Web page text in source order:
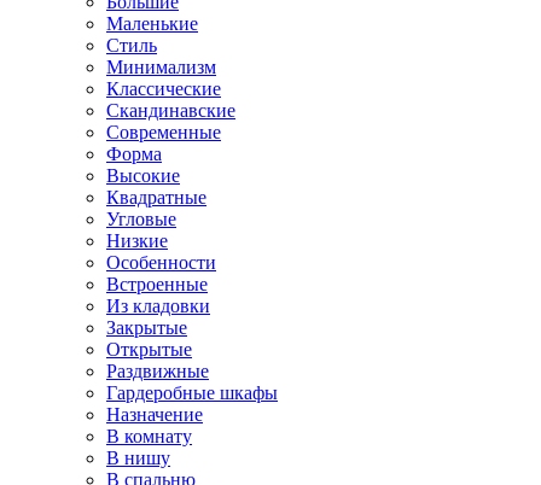
Маленькие
Стиль
Минимализм
Классические
Скандинавские
Современные
Форма
Высокие
Квадратные
Угловые
Низкие
Особенности
Встроенные
Из кладовки
Закрытые
Открытые
Раздвижные
Гардеробные шкафы
Назначение
В комнату
В нишу
В спальню